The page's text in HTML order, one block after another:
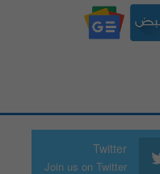
Twitter
Join us on Twitter